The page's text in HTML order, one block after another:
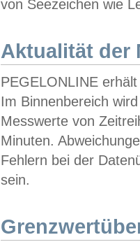
von Seezeichen wie
Aktualität der
PEGELONLINE
Im Binnenbereich
Messwerte von
Minuten.
Fehlern bei der
sein.